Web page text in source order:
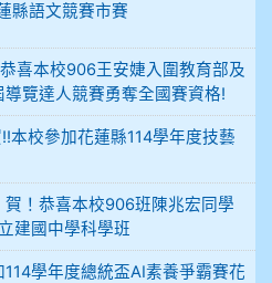
縣語文競賽市賽
喜本校906王安婕入圍教育部及
覽達人競賽勇奪全國賽資格!
校參加花蓮縣114學年度技藝
！恭喜本校906班陳兆宏同學
建國中學科學班
學年度總統盃AI素養爭霸賽花